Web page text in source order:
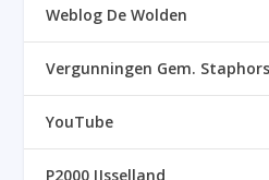
Weblog De Wolden
Vergunningen Gem.
YouTube
P2000 IJsselland